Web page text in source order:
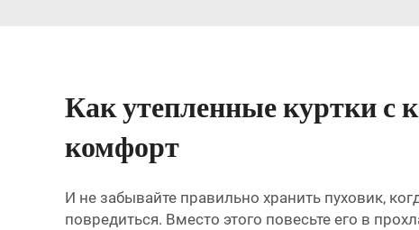
Как утепленные куртки с
комфорт
И не забывайте правильно хранить пуховик,
повредиться. Вместо этого повесьте его в